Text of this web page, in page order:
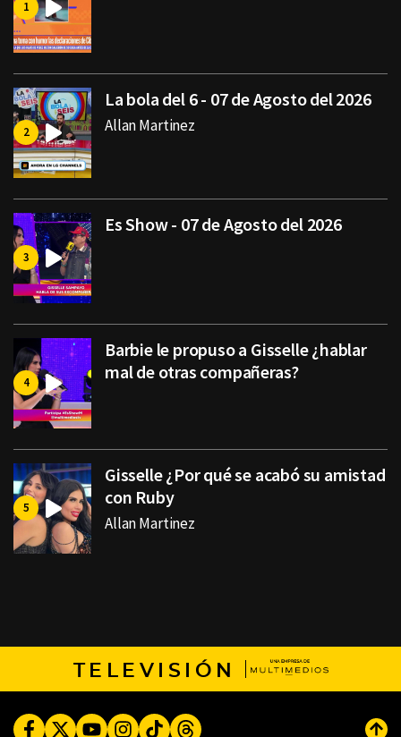
La bola del 6 - 07 de Agosto del 2026
Allan Martinez
Es Show - 07 de Agosto del 2026
Barbie le propuso a Gisselle ¿hablar
mal de otras compañeras?
Gisselle ¿Por qué se acabó su amistad
con Ruby
Allan Martinez
TELEVISIÓN
FacebookTwitterYoutubeInstagram
TikTokThreads